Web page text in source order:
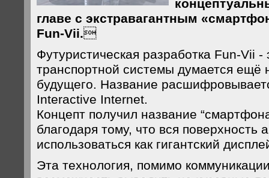
главе с экстравагантным
Fun-Vii.
Футуристическая разработка Fun-Vii -
транспортной системы думается ещё
будущего. Название
Interactive Internet.
Концепт получил название
благодаря тому, что вся поверхность
использоваться как гигантский
Эта технология, помимо